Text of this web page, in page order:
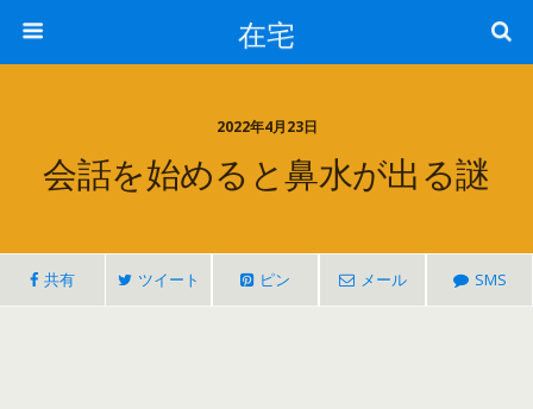
在宅
2022年4月23日
会話を始めると鼻水が出る謎
共有 ツイート ピン メール SMS